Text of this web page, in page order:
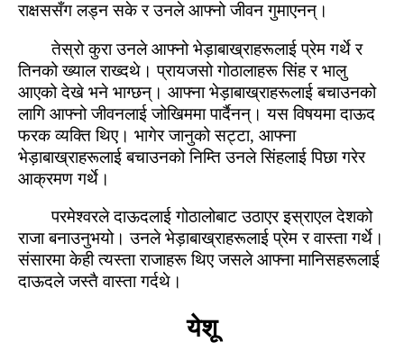
राक्षससँग लड्न सके र उनले आफ्‍नो जीवन गुमाएनन्।
तेस्रो कुरा उनले आफ्‍नो भेड़ाबाख्राहरूलाई प्रेम गर्थे र
तिनको ख्‍याल राख्‍दथे। प्रायजसो गोठालाहरू सिंह र भालु
आएको देखे भने भाग्‍छन्। आफ्‍ना भेड़ाबाख्राहरूलाई बचाउनको
लागि आफ्‍नो जीवनलाई जोखिममा पार्दैनन्। यस विषयमा दाऊद
फरक व्यक्ति थिए। भागेर जानुको सट्टा, आफ्‍ना
भेड़ाबाख्राहरूलाई बचाउनको निम्‍ति उनले सिंहलाई पिछा गरेर
आक्रमण गर्थे।
परमेश्‍वरले दाऊदलाई गोठालोबाट उठाएर इस्राएल देशको
राजा बनाउनुभयो। उनले भेड़ाबाख्राहरूलाई प्रेम र वास्‍ता गर्थे।
संसारमा केही त्‍यस्‍ता राजाहरू थिए जसले आफ्‍ना मानिसहरूलाई
दाऊदले जस्‍तै वास्‍ता गर्दथे।
येशू